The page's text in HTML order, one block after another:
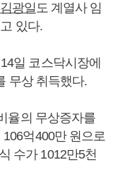
김광일도 계열사 임
있다.
일 코스닥시장에
무상 취득했다.
율의 무상증자를
억400만 원으로
수가 1012만5천